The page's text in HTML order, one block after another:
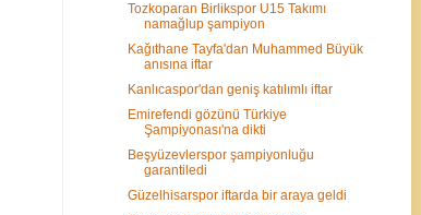
Tozkoparan Birlikspor U15 Takımı
namağlup şampiyon
Kağıthane Tayfa'dan Muhammed Büyük
anısına iftar
Kanlıcaspor'dan geniş katılımlı iftar
Emirefendi gözünü Türkiye
Şampiyonası'na dikti
Beşyüzevlerspor şampiyonluğu
garantiledi
Güzelhisarspor iftarda bir araya geldi